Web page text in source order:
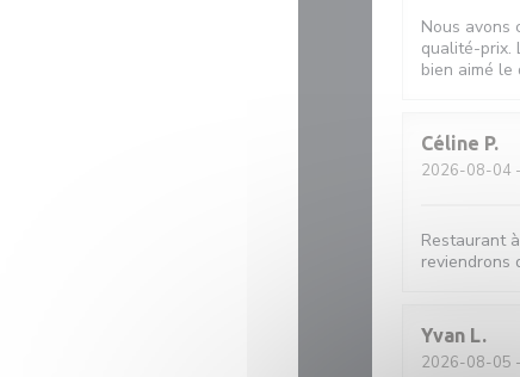
Nous avons
qualité-prix.
bien aimé
Céline P
2026-08-04
Restaurant
reviendrons
Yvan L
2026-08-05